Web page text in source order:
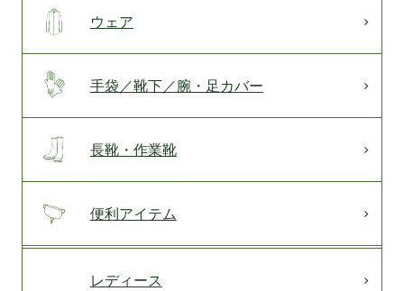
ウェア
手袋／靴下／腕・足カバー
長靴・作業靴
便利アイテム
レディース